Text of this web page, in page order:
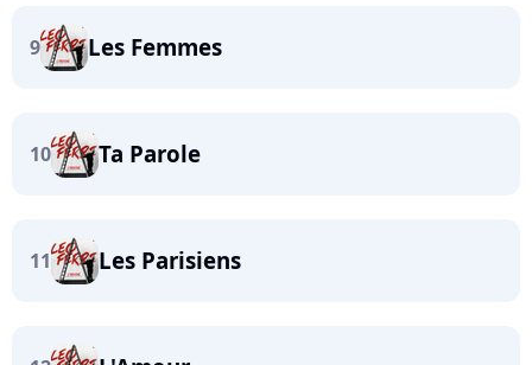
9 Les Femmes
10 Ta Parole
11 Les Parisiens